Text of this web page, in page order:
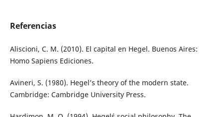
Referencias
Aliscioni, C. M. (2010). El capital en Hegel. Buenos Aires:
Homo Sapiens Ediciones.
Avineri, S. (1980). Hegel’s theory of the modern state.
Cambridge: Cambridge University Press.